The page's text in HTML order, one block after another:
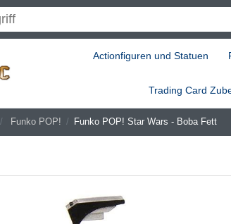
Actionfiguren und Statuen
Trading Card
Funko POP! Funko POP! Star Wars - Boba Fett